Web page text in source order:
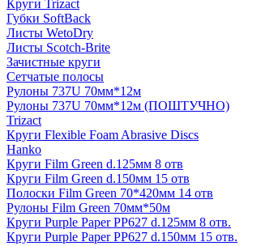
Круги Trizact
Губки SoftBack
Листы WetoDry
Листы Scotch-Brite
Зачистные круги
Сетчатые полосы
Рулоны 737U 70мм*12м
Рулоны 737U 70мм*12м (ПОШТУЧНО)
Trizact
Круги Flexible Foam Abrasive Discs
Hanko
Круги Film Green d.125мм 8 отв
Круги Film Green d.150мм 15 отв
Полоски Film Green 70*420мм 14 отв
Рулоны Film Green 70мм*50м
Круги Purple Paper PP627 d.125мм 8 отв.
Круги Purple Paper PP627 d.150мм 15 отв.